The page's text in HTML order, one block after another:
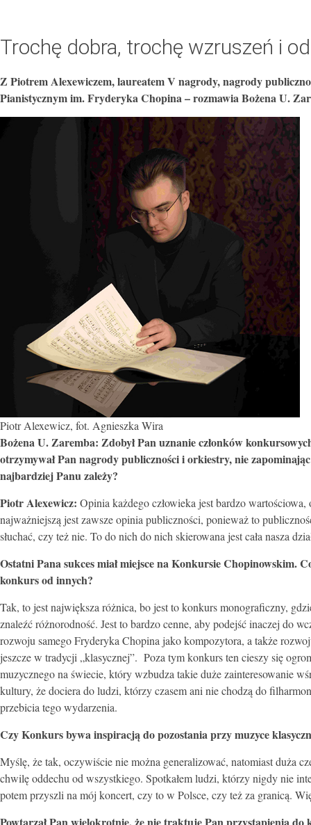
Trochę dobra, trochę wzruszeń i
Z Piotrem Alexewiczem, laureatem V nagrody, nagrody
Pianistycznym im. Fryderyka Chopina – rozmawia Bożena U.
Piotr Alexewicz, fot. Agnieszka Wira
Bożena U. Zaremba: Zdobył Pan uznanie członków
otrzymywał Pan nagrody publiczności i orkiestry, nie
najbardziej Panu zależy?
Piotr Alexewicz: Opinia każdego człowieka jest bardzo
najważniejszą jest zawsze opinia publiczności, ponieważ to
słuchać, czy też nie. To do nich do nich skierowana jest cała nasza
Ostatni Pana sukces miał miejsce na Konkursie Chopinowskim.
konkurs od innych?
Tak, to jest największa różnica, bo jest to konkurs monograficzny,
znaleźć różnorodność. Jest to bardzo cenne, aby podejść inaczej do
rozwoju samego Fryderyka Chopina jako kompozytora, a także
jeszcze w tradycji „klasycznej”. Poza tym konkurs ten cieszy się
muzycznego na świecie, który wzbudza takie duże zainteresowanie
kultury, że dociera do ludzi, którzy czasem ani nie chodzą do
przebicia tego wydarzenia.
Czy Konkurs bywa inspiracją do pozostania przy muzyce
Myślę, że tak, oczywiście nie można generalizować, natomiast duża
chwilę oddechu od wszystkiego. Spotkałem ludzi, którzy nigdy nie
potem przyszli na mój koncert, czy to w Polsce, czy też za granicą.